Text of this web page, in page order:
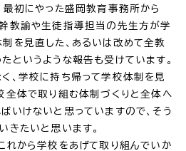
最初にやった盛岡教育事務所から
教諭や生徒指導担当の先生方が学
を見直した、あるいは改めて全教
というような報告も受けています。
、学校に持ち帰って学校体制を見
全体で取り組む体制づくりと全体へ
いけないと思っていますので、そう
きたいと思います。
れから学校をあげて取り組んでいか